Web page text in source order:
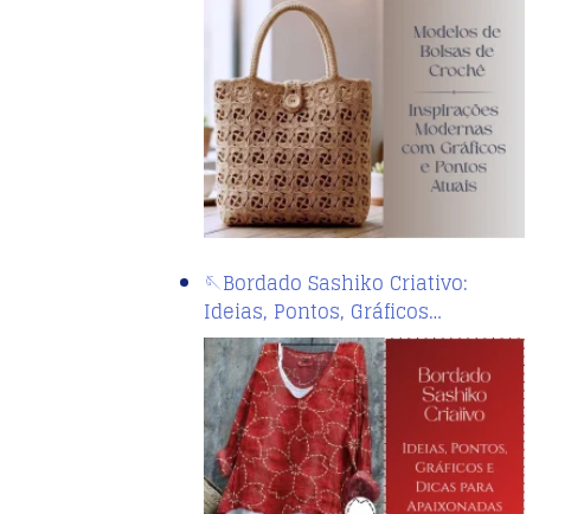
🪡Bordado Sashiko Criativo:
Ideias, Pontos, Gráficos…